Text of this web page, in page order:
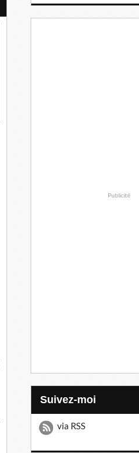
Publicité
Suivez-moi
via RSS